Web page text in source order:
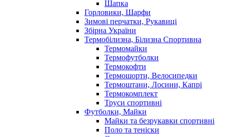
Шапка
Горловики, Шарфи
Зимові перчатки, Рукавиці
Збірна України
Термобілизна, Білизна Спортивна
Термомайки
Термофутболки
Термокофти
Термошорти, Велосипедки
Термоштани, Лосини, Капрі
Термокомплект
Труси спортивні
Футболки, Майки
Майки та безрукавки спортивні
Поло та теніски